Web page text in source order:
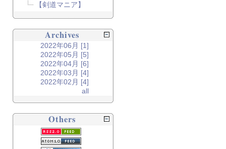
【剣道マニア】
Archives
2022年06月 [1]
2022年05月 [5]
2022年04月 [6]
2022年03月 [4]
2022年02月 [4]
all
Others